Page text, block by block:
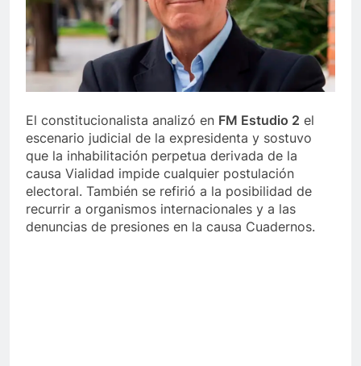
El constitucionalista analizó en FM Estudio 2 el
escenario judicial de la expresidenta y sostuvo
que la inhabilitación perpetua derivada de la
causa Vialidad impide cualquier postulación
electoral. También se refirió a la posibilidad de
recurrir a organismos internacionales y a las
denuncias de presiones en la causa Cuadernos.